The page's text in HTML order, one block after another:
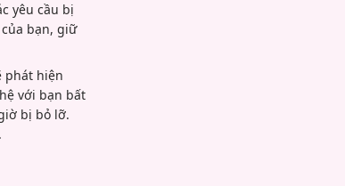
yêu cầu bị
bạn, giữ
phát hiện
với bạn bất
bị bỏ lỡ.